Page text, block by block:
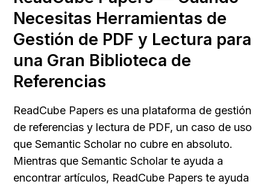
Necesitas Herramientas de
Gestión de PDF y Lectura para
una Gran Biblioteca de
Referencias
ReadCube Papers es una plataforma de gestión
de referencias y lectura de PDF, un caso de uso
que Semantic Scholar no cubre en absoluto.
Mientras que Semantic Scholar te ayuda a
encontrar artículos, ReadCube Papers te ayuda